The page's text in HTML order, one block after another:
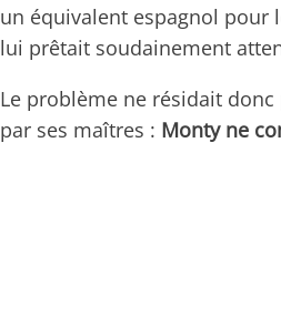
un équivalent espagnol pour
lui prêtait soudainement
Le problème ne résidait
par ses maîtres : Monty ne